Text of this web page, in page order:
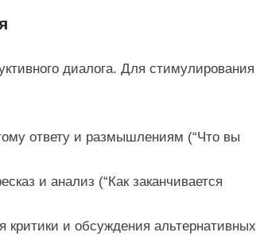
диалога. Для стимулирования
ответу и размышлениям (“Что вы
и анализ (“Как заканчивается
и обсуждения альтернативных